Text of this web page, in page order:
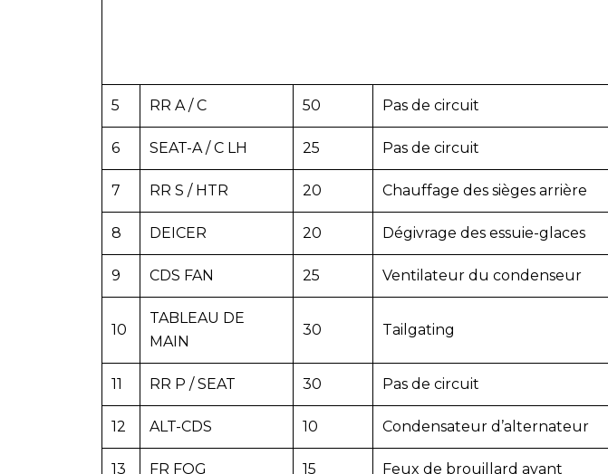
5 RR A / C 50 Pas de circuit
6 SEAT-A / C LH 25 Pas de circuit
7 RR S / HTR 20 Chauffage des sièges arrière
8 DEICER 20 Dégivrage des essuie-glaces
9 CDS FAN 25 Ventilateur du condenseur
10
TABLEAU DE
MAIN
30 Tailgating
11 RR P / SEAT 30 Pas de circuit
12 ALT-CDS 10 Condensateur d’alternateur
13 FR FOG 15 Feux de brouillard avant